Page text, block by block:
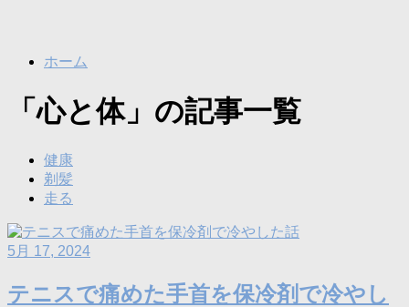
ホーム
「心と体」の記事一覧
健康
剃髪
走る
5月 17, 2024
テニスで痛めた手首を保冷剤で冷やし